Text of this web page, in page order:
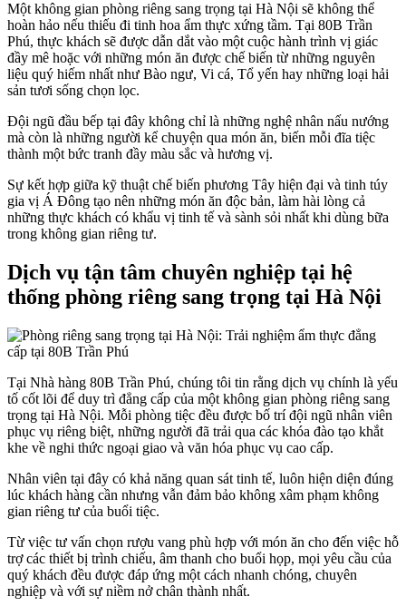
Một không gian phòng riêng sang trọng tại Hà Nội sẽ không thể
hoàn hảo nếu thiếu đi tinh hoa ẩm thực xứng tầm. Tại 80B Trần
Phú, thực khách sẽ được dẫn dắt vào một cuộc hành trình vị giác
đầy mê hoặc với những món ăn được chế biến từ những nguyên
liệu quý hiếm nhất như Bào ngư, Vi cá, Tổ yến hay những loại hải
sản tươi sống chọn lọc.
Đội ngũ đầu bếp tại đây không chỉ là những nghệ nhân nấu nướng
mà còn là những người kể chuyện qua món ăn, biến mỗi đĩa tiệc
thành một bức tranh đầy màu sắc và hương vị.
Sự kết hợp giữa kỹ thuật chế biến phương Tây hiện đại và tinh túy
gia vị Á Đông tạo nên những món ăn độc bản, làm hài lòng cả
những thực khách có khẩu vị tinh tế và sành sỏi nhất khi dùng bữa
trong không gian riêng tư.
Dịch vụ tận tâm chuyên nghiệp tại hệ
thống phòng riêng sang trọng tại Hà Nội
Tại Nhà hàng 80B Trần Phú, chúng tôi tin rằng dịch vụ chính là yếu
tố cốt lõi để duy trì đẳng cấp của một không gian phòng riêng sang
trọng tại Hà Nội. Mỗi phòng tiệc đều được bố trí đội ngũ nhân viên
phục vụ riêng biệt, những người đã trải qua các khóa đào tạo khắt
khe về nghi thức ngoại giao và văn hóa phục vụ cao cấp.
Nhân viên tại đây có khả năng quan sát tinh tế, luôn hiện diện đúng
lúc khách hàng cần nhưng vẫn đảm bảo không xâm phạm không
gian riêng tư của buổi tiệc.
Từ việc tư vấn chọn rượu vang phù hợp với món ăn cho đến việc hỗ
trợ các thiết bị trình chiếu, âm thanh cho buổi họp, mọi yêu cầu của
quý khách đều được đáp ứng một cách nhanh chóng, chuyên
nghiệp và với sự niềm nở chân thành nhất.